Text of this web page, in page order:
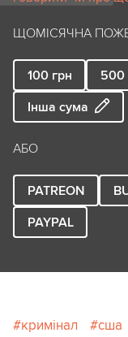
ЩОМІСЯЧНА
100 грн 500
Інша сума
АБО
PATREON
PAYPAL
кримінал сша